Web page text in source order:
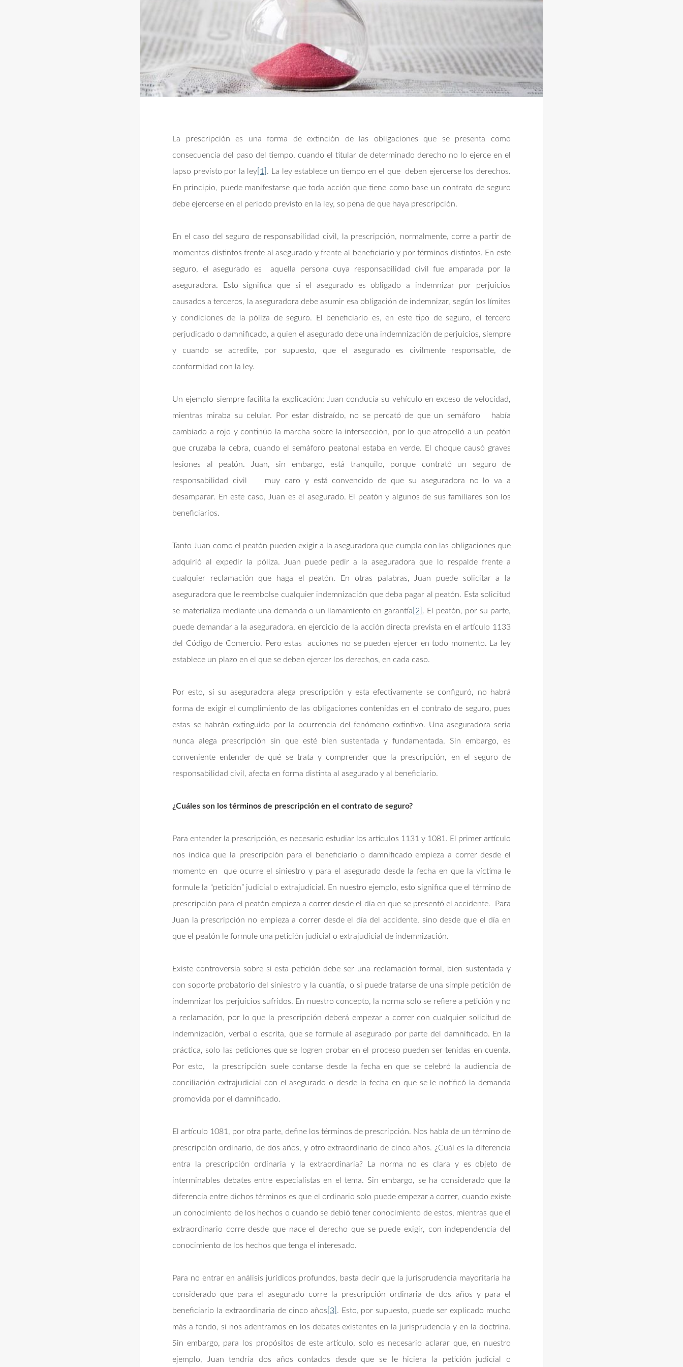
La prescripción es una forma de extinción de las obligaciones que se presenta como
consecuencia del paso del tiempo, cuando el titular de determinado derecho no lo ejerce en el
lapso previsto por la ley [1] . La ley establece un tiempo en el que deben ejercerse los derechos.
En principio, puede manifestarse que toda acción que tiene como base un contrato de seguro
debe ejercerse en el periodo previsto en la ley, so pena de que haya prescripción.
En el caso del seguro de responsabilidad civil, la prescripción, normalmente, corre a partir de
momentos distintos frente al asegurado y frente al beneficiario y por términos distintos. En este
seguro, el asegurado es aquella persona cuya responsabilidad civil fue amparada por la
aseguradora. Esto significa que si el asegurado es obligado a indemnizar por perjuicios
causados a terceros, la aseguradora debe asumir esa obligación de indemnizar, según los límites
y condiciones de la póliza de seguro. El beneficiario es, en este tipo de seguro, el tercero
perjudicado o damnificado, a quien el asegurado debe una indemnización de perjuicios, siempre
y cuando se acredite, por supuesto, que el asegurado es civilmente responsable, de
conformidad con la ley.
Un ejemplo siempre facilita la explicación: Juan conducía su vehículo en exceso de velocidad,
mientras miraba su celular. Por estar distraído, no se percató de que un semáforo había
cambiado a rojo y continúo la marcha sobre la intersección, por lo que atropelló a un peatón
que cruzaba la cebra, cuando el semáforo peatonal estaba en verde. El choque causó graves
lesiones al peatón. Juan, sin embargo, está tranquilo, porque contrató un seguro de
responsabilidad civil muy caro y está convencido de que su aseguradora no lo va a
desamparar. En este caso, Juan es el asegurado. El peatón y algunos de sus familiares son los
beneficiarios.
Tanto Juan como el peatón pueden exigir a la aseguradora que cumpla con las obligaciones que
adquirió al expedir la póliza. Juan puede pedir a la aseguradora que lo respalde frente a
cualquier reclamación que haga el peatón. En otras palabras, Juan puede solicitar a la
aseguradora que le reembolse cualquier indemnización que deba pagar al peatón. Esta solicitud
se materializa mediante una demanda o un llamamiento en garantía [2] . El peatón, por su parte,
puede demandar a la aseguradora, en ejercicio de la acción directa prevista en el artículo 1133
del Código de Comercio. Pero estas acciones no se pueden ejercer en todo momento. La ley
establece un plazo en el que se deben ejercer los derechos, en cada caso.
Por esto, si su aseguradora alega prescripción y esta efectivamente se configuró, no habrá
forma de exigir el cumplimiento de las obligaciones contenidas en el contrato de seguro, pues
estas se habrán extinguido por la ocurrencia del fenómeno extintivo. Una aseguradora seria
nunca alega prescripción sin que esté bien sustentada y fundamentada. Sin embargo, es
conveniente entender de qué se trata y comprender que la prescripción, en el seguro de
responsabilidad civil, afecta en forma distinta al asegurado y al beneficiario.
¿Cuáles son los términos de prescripción en el contrato de seguro?
Para entender la prescripción, es necesario estudiar los artículos 1131 y 1081. El primer artículo
nos indica que la prescripción para el beneficiario o damnificado empieza a correr desde el
momento en que ocurre el siniestro y para el asegurado desde la fecha en que la víctima le
formule la “petición” judicial o extrajudicial. En nuestro ejemplo, esto significa que el término de
prescripción para el peatón empieza a correr desde el día en que se presentó el accidente. Para
Juan la prescripción no empieza a correr desde el día del accidente, sino desde que el día en
que el peatón le formule una petición judicial o extrajudicial de indemnización.
Existe controversia sobre si esta petición debe ser una reclamación formal, bien sustentada y
con soporte probatorio del siniestro y la cuantía, o si puede tratarse de una simple petición de
indemnizar los perjuicios sufridos. En nuestro concepto, la norma solo se refiere a petición y no
a reclamación, por lo que la prescripción deberá empezar a correr con cualquier solicitud de
indemnización, verbal o escrita, que se formule al asegurado por parte del damnificado. En la
práctica, solo las peticiones que se logren probar en el proceso pueden ser tenidas en cuenta.
Por esto, la prescripción suele contarse desde la fecha en que se celebró la audiencia de
conciliación extrajudicial con el asegurado o desde la fecha en que se le notificó la demanda
promovida por el damnificado.
El artículo 1081, por otra parte, define los términos de prescripción. Nos habla de un término de
prescripción ordinario, de dos años, y otro extraordinario de cinco años. ¿Cuál es la diferencia
entra la prescripción ordinaria y la extraordinaria? La norma no es clara y es objeto de
interminables debates entre especialistas en el tema. Sin embargo, se ha considerado que la
diferencia entre dichos términos es que el ordinario solo puede empezar a correr, cuando existe
un conocimiento de los hechos o cuando se debió tener conocimiento de estos, mientras que el
extraordinario corre desde que nace el derecho que se puede exigir, con independencia del
conocimiento de los hechos que tenga el interesado.
Para no entrar en análisis jurídicos profundos, basta decir que la jurisprudencia mayoritaria ha
considerado que para el asegurado corre la prescripción ordinaria de dos años y para el
beneficiario la extraordinaria de cinco años [3] . Esto, por supuesto, puede ser explicado mucho
más a fondo, si nos adentramos en los debates existentes en la jurisprudencia y en la doctrina.
Sin embargo, para los propósitos de este artículo, solo es necesario aclarar que, en nuestro
ejemplo, Juan tendría dos años contados desde que se le hiciera la petición judicial o